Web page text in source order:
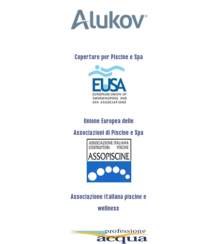
Coperture per Piscine e Spa
Unione Europea delle
Associazioni di Piscine e Spa
Associazione italiana piscine e
wellness